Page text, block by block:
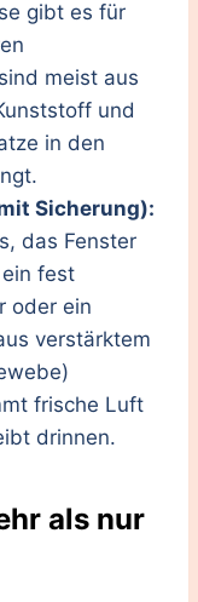
gibt es für
meist aus
und
in den
Sicherung):
das Fenster
fest
oder ein
verstärktem
frische Luft
drinnen.
als nur